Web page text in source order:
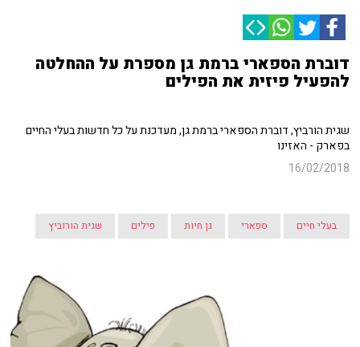
דוברת הספארי ברמת גן מספרת על ההחלטה
להפעיל פיזית את הפילים
שגית הורביץ, דוברת הספארי ברמת גן, מעדכנת על כל חדשות בעלי החיים
בפארק - האזינו
16/02/2018
בעלי חיים ספארי גן חיות פילים שגית הורוביץ